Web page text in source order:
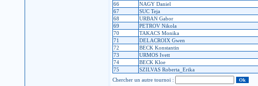
66
NAGY Daniel
67
SUC Teja
68
URBAN Gabor
69
PETROV Nikola
70
TAKACS Monika
71
DELACROIX Gwen
72
BECK Konstantin
73
URMOS Ivett
74
BECK Kloe
75
SZILVAS Roberta_Erika
Chercher un autre tournoi :